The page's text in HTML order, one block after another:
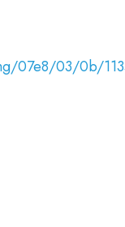
07e8/03/0b/